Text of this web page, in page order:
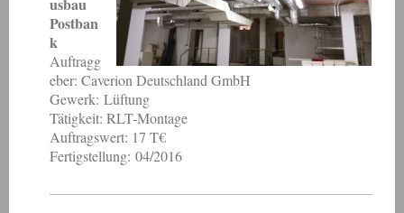
Postban
k
Auftragg
eber: Caverion Deutschland GmbH
Gewerk: Lüftung
Tätigkeit: RLT-Montage
Auftragswert: 17 T€
Fertigstellung: 04/2016